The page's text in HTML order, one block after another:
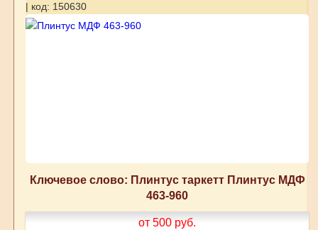
| код: 150630
Ключевое слово: Плинтус таркетт Плинтус МДФ
463-960
от 500 руб.